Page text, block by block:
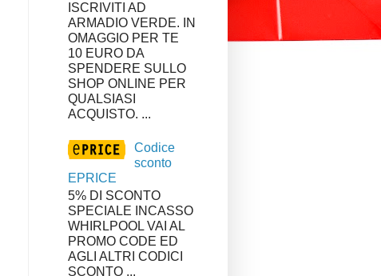
ISCRIVITI AD
ARMADIO VERDE. IN
OMAGGIO PER TE
10 EURO DA
SPENDERE SULLO
SHOP ONLINE PER
QUALSIASI
ACQUISTO. ...
Codice
sconto
EPRICE
5% DI SCONTO
SPECIALE INCASSO
WHIRLPOOL VAI AL
PROMO CODE ED
AGLI ALTRI CODICI
SCONTO ...